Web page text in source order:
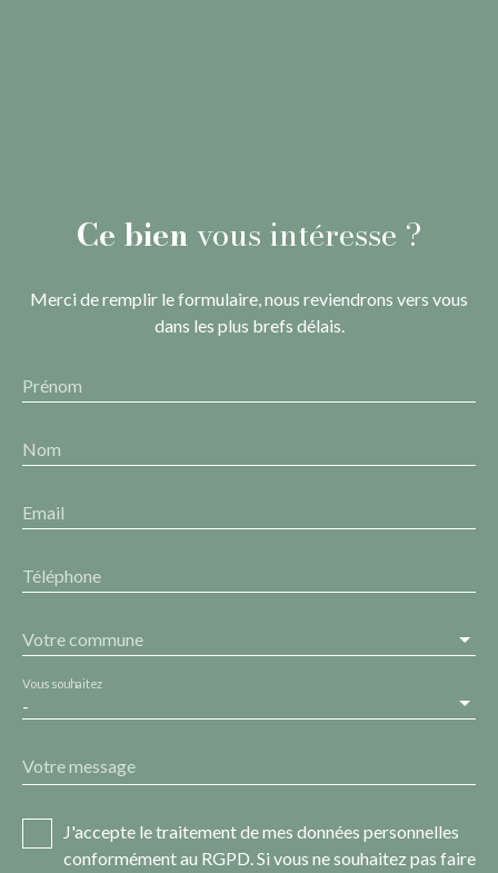
Ce bienvous intéresse ?
Merci de remplir le formulaire, nous reviendrons vers vous
dans les plus brefs délais.
Prénom
Nom
Email
Téléphone
Votre commune
-
Vous souhaitez
Votre message
J'accepte le traitement de mes données personnelles
conformément au RGPD. Si vous ne souhaitez pas faire